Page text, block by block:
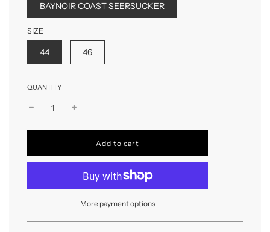
BAYNOIR COAST SEERSUCKER
SIZE
44 46
QUANTITY
l
a
d
i
g
.
Add to cart
More payment options